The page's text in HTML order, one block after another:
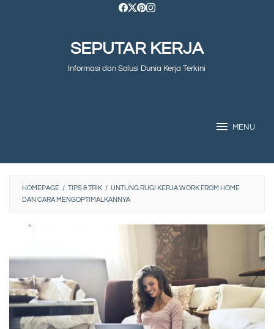
SEPUTAR KERJA
Informasi dan Solusi Dunia Kerja Terkini
MENU
HOMEPAGE / TIPS & TRIK / UNTUNG RUGI KERJA WORK FROM HOME
DAN CARA MENGOPTIMALKANNYA